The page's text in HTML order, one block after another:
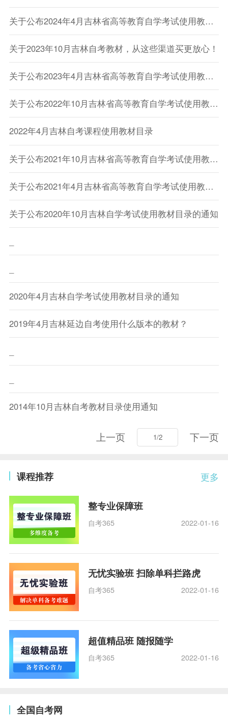
关于公布2024年4月吉林省高等教育自学考试使用教材目录的通知
关于2023年10月吉林自考教材，从这些渠道买更放心！
关于公布2023年4月吉林省高等教育自学考试使用教材目录的通知
关于公布2022年10月吉林省高等教育自学考试使用教材目录的通知
2022年4月吉林自考课程使用教材目录
关于公布2021年10月吉林省高等教育自学考试使用教材目录的通知
关于公布2021年4月吉林省高等教育自学考试使用教材目录的通知
关于公布2020年10月吉林自学考试使用教材目录的通知
2020年4月吉林自学考试使用教材目录的通知
2019年4月吉林延边自考使用什么版本的教材？
2014年10月吉林自考教材目录使用通知
上一页 下一页
更多
课程推荐
整专业保障班
自考365 2022-01-16
无忧实验班 扫除单科拦路虎
自考365 2022-01-16
超值精品班 随报随学
自考365 2022-01-16
全国自考网